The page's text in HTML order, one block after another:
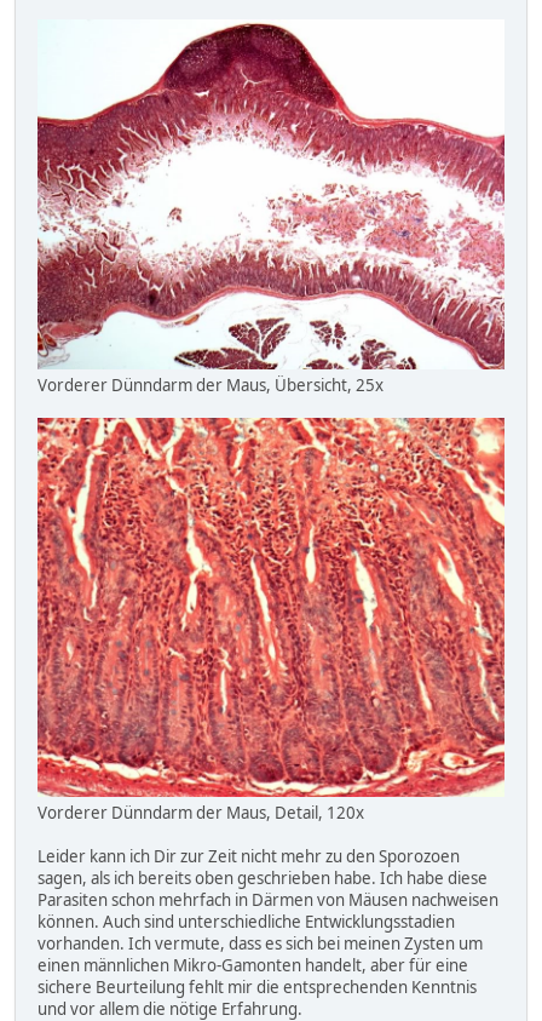
Vorderer Dünndarm der Maus, Übersicht, 25x
Vorderer Dünndarm der Maus, Detail, 120x
Leider kann ich Dir zur Zeit nicht mehr zu den Sporozoen
sagen, als ich bereits oben geschrieben habe. Ich habe diese
Parasiten schon mehrfach in Därmen von Mäusen nachweisen
können. Auch sind unterschiedliche Entwicklungsstadien
vorhanden. Ich vermute, dass es sich bei meinen Zysten um
einen männlichen Mikro-Gamonten handelt, aber für eine
sichere Beurteilung fehlt mir die entsprechenden Kenntnis
und vor allem die nötige Erfahrung.